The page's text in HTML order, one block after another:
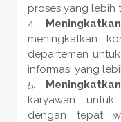
proses yang lebih
meningkatkan
departemen
informasi yang
karyawan
dengan tepat